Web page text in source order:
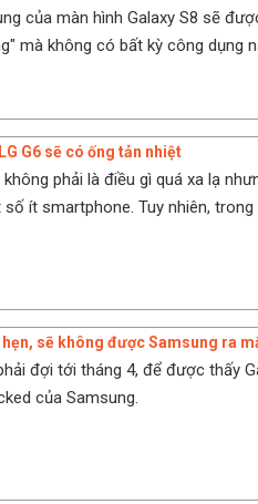
của màn hình Galaxy S8 sẽ
mà không có bất kỳ công dụng
G6 sẽ có ống tản nhiệt
không phải là điều gì quá xa lạ
ít smartphone. Tuy nhiên, trong
hẹn, sẽ không được Samsung ra
đợi tới tháng 4, để được thấy
của Samsung.